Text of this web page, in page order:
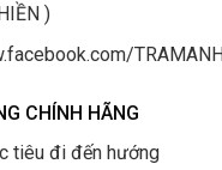
)
CHÍNH HÃNG
tiêu đi đến hướng